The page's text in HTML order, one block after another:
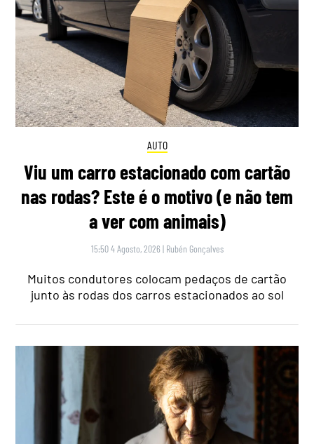
AUTO
Viu um carro estacionado com cartão
nas rodas? Este é o motivo (e não tem
a ver com animais)
15:50 4 Agosto, 2026 | Rubén Gonçalves
Muitos condutores colocam pedaços de cartão
junto às rodas dos carros estacionados ao sol